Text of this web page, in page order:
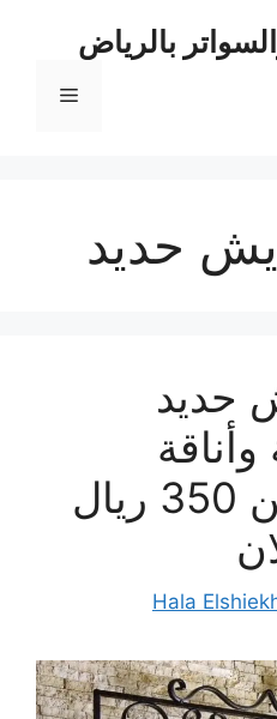
بالرياض
القائمة
حديد
حديد
بأسعار تبدأ من 350 ريال
Hala